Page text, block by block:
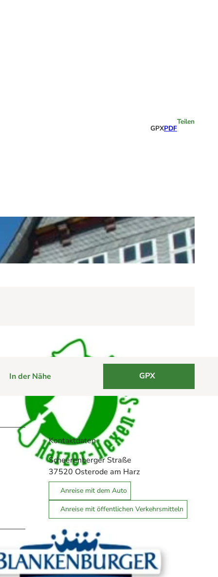
GPXPDF
Teilen
In der Nähe GPX
Kontaktdaten
Scheerenberger Straße
37520 Osterode am Harz
Anreise mit dem Auto
Anreise mit öffentlichen Verkehrsmitteln